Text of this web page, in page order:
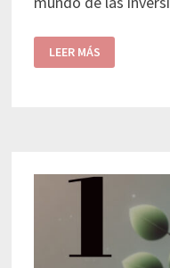
LEER MÁS